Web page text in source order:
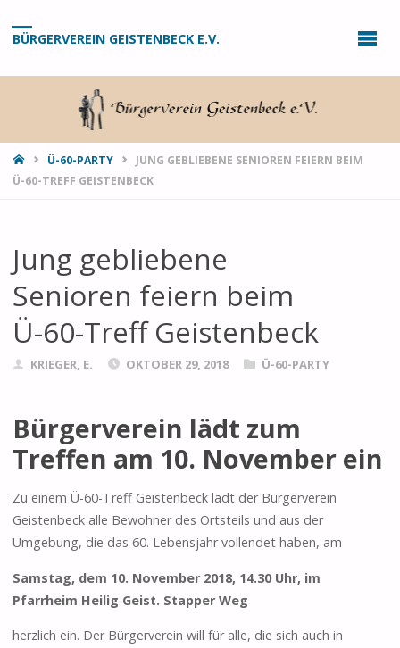
BÜRGERVEREIN GEISTENBECK E.V.
STARTSEITE
Ü-60-PARTY
JUNG GEBLIEBENE SENIOREN FEIERN BEIM
Ü-60-TREFF GEISTENBECK
Jung gebliebene
Senioren feiern beim
Ü-60-Treff Geistenbeck
KRIEGER, E. OKTOBER 29, 2018 Ü-60-PARTY
Bürgerverein lädt zum
Treffen am 10. November ein
Zu einem Ü-60-Treff Geistenbeck lädt der Bürgerverein
Geistenbeck alle Bewohner des Ortsteils und aus der
Umgebung, die das 60. Lebensjahr vollendet haben, am
Samstag, dem 10. November 2018, 14.30 Uhr, im
Pfarrheim Heilig Geist. Stapper Weg
herzlich ein. Der Bürgerverein will für alle, die sich auch in